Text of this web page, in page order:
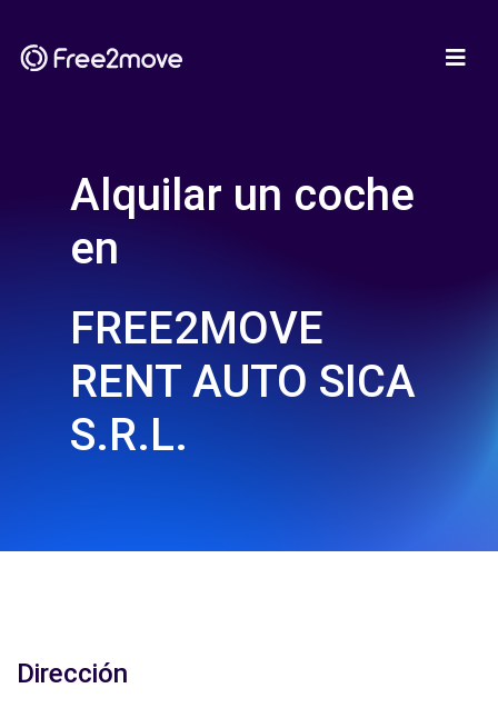
Alquilar un coche
en
FREE2MOVE
RENT AUTO SICA
S.R.L.
Dirección